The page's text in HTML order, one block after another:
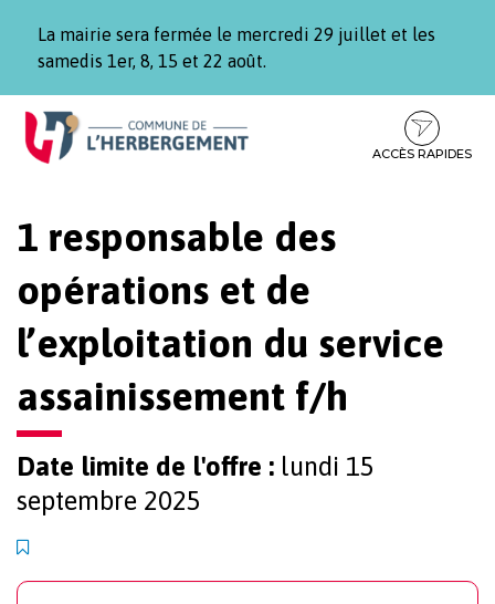
La mairie sera fermée le mercredi 29 juillet et les
samedis 1er, 8, 15 et 22 août.
Aller
Aller
contenu
Aller
pied
ACCÈS RAPIDES
1 responsable des
opérations et de
l’exploitation du service
assainissement f/h
Date limite de l'offre : lundi 15
septembre 2025